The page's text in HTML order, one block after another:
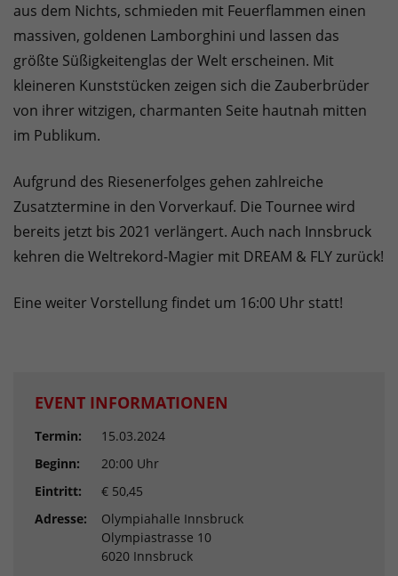
aus dem Nichts, schmieden mit Feuerflammen einen
massiven, goldenen Lamborghini und lassen das
größte Süßigkeitenglas der Welt erscheinen. Mit
kleineren Kunststücken zeigen sich die Zauberbrüder
von ihrer witzigen, charmanten Seite hautnah mitten
im Publikum.
Aufgrund des Riesenerfolges gehen zahlreiche
Zusatztermine in den Vorverkauf. Die Tournee wird
bereits jetzt bis 2021 verlängert. Auch nach Innsbruck
kehren die Weltrekord-Magier mit DREAM & FLY zurück!
Eine weiter Vorstellung findet um 16:00 Uhr statt!
EVENT INFORMATIONEN
Termin:
15.03.2024
Beginn:
20:00 Uhr
Eintritt:
€ 50,45
Adresse:
Olympiahalle Innsbruck
Olympiastrasse 10
6020 Innsbruck